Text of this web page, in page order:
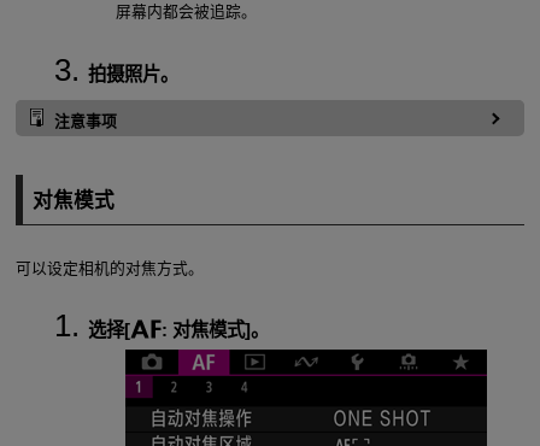
屏幕内都会被追踪。
拍摄照片。
注意事项
对焦模式
可以设定相机的对焦方式。
选择[ : 对焦模式]。